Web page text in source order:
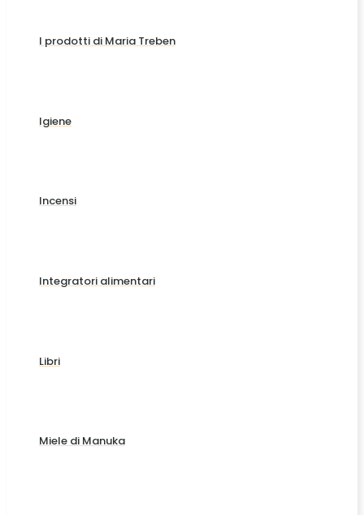
I prodotti di Maria Treben
Igiene
Incensi
Integratori alimentari
Libri
Miele di Manuka